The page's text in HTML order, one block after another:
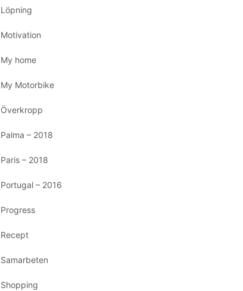
Löpning
Motivation
My home
My Motorbike
Överkropp
Palma – 2018
Paris – 2018
Portugal – 2016
Progress
Recept
Samarbeten
Shopping